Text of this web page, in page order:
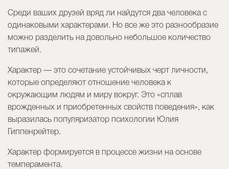
Среди ваших друзей вряд ли найдутся два человека с
одинаковыми характерами. Но все же это разнообразие
можно разделить на довольно небольшое количество
типажей.
Характер — это сочетание устойчивых черт личности,
которые определяют отношение человека к
окружающим людям и миру вокруг. Это «сплав
врожденных и приобретенных свойств поведения», как
выразилась популяризатор психологии Юлия
Гиппенрейтер.
Характер формируется в процессе жизни на основе
темперамента.